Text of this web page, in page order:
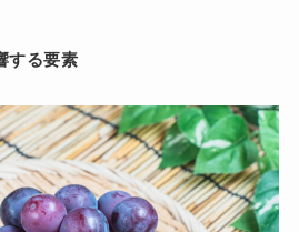
する要素